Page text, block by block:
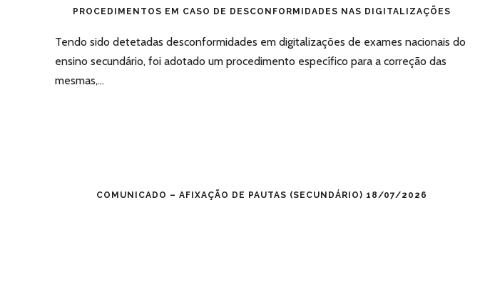
PROCEDIMENTOS EM CASO DE DESCONFORMIDADES NAS DIGITALIZAÇÕES
Tendo sido detetadas desconformidades em digitalizações de exames nacionais do
ensino secundário, foi adotado um procedimento específico para a correção das
mesmas,...
COMUNICADO – AFIXAÇÃO DE PAUTAS (SECUNDÁRIO) 18/07/2026